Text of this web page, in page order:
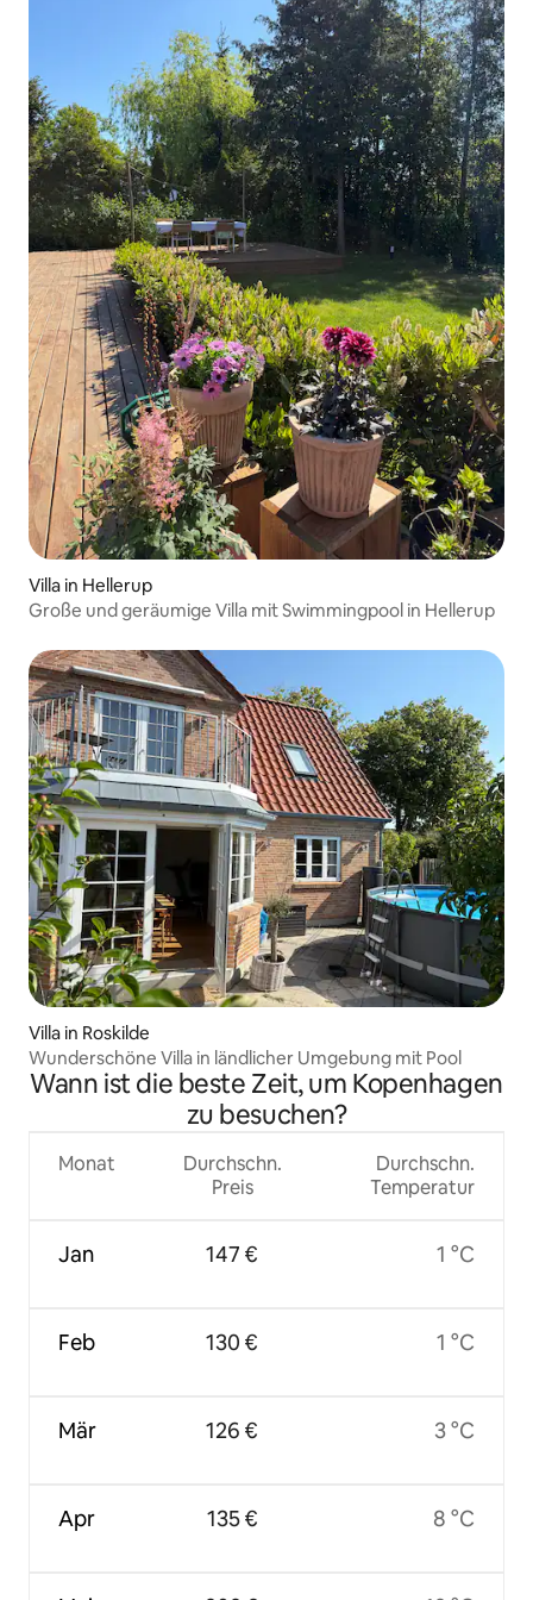
Villa in Hellerup
Große und geräumige Villa mit Swimmingpool in Hellerup
Villa in Roskilde
Wunderschöne Villa in ländlicher Umgebung mit Pool
Wann ist die beste Zeit, um Kopenhagen
zu besuchen?
Monat
Jan
Feb
Mär
Apr
Durchschn.
Preis
147 €
130 €
126 €
135 €
Durchschn.
Temperatur
1 °C
1 °C
3 °C
8 °C